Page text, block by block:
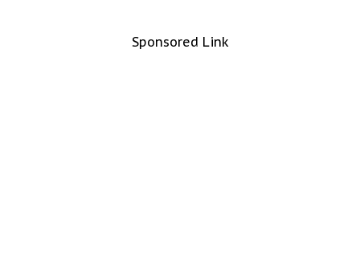
Sponsored Link